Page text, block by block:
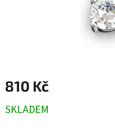
810 Kč
cena:
SKLADEM